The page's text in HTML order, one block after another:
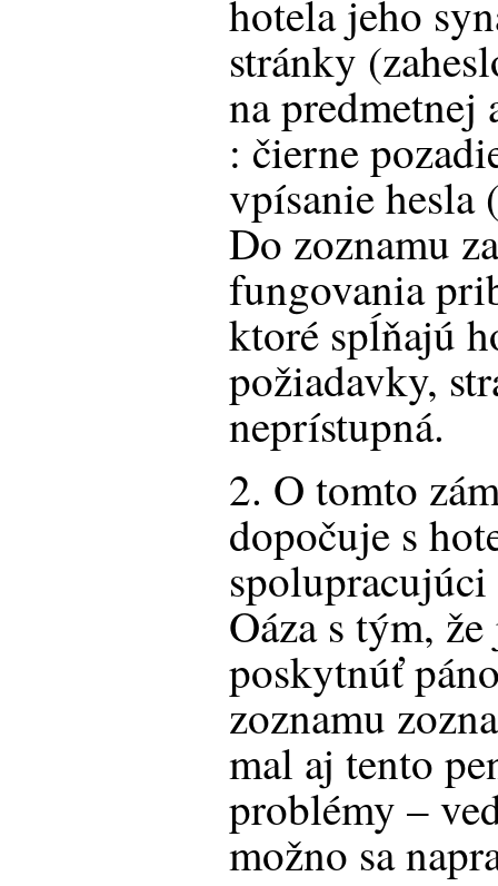
hotela jeho
stránky
na predmetnej
: čierne
vpísanie hesla
Do zoznamu
fungovania
ktoré spĺňajú
požiadavky,
neprístupná.
2. O tomto
dopočuje s
Oáza s tým,
poskytnúť
zoznamu
mal aj tento
problémy –
možno sa